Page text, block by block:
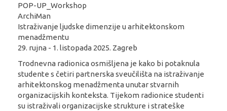
POP-UP_Workshop
ArchiMan
Istraživanje ljudske dimenzije u arhitektonskom
menadžmentu
29. rujna - 1. listopada 2025. Zagreb
Trodnevna radionica osmišljena je kako bi potaknula
studente s četiri partnerska sveučilišta na istraživanje
arhitektonskog menadžmenta unutar stvarnih
organizacijskih konteksta. Tijekom radionice studenti
su istraživali organizacijske strukture i strateške